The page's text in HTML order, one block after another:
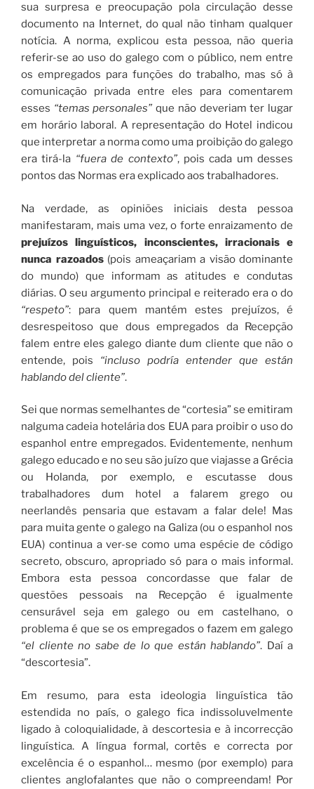
sua surpresa e preocupação pola circulação desse
documento na Internet, do qual não tinham qualquer
notícia. A norma, explicou esta pessoa, não queria
referir-se ao uso do galego com o público, nem entre
os empregados para funções do trabalho, mas só à
comunicação privada entre eles para comentarem
esses “temas personales” que não deveriam ter lugar
em horário laboral. A representação do Hotel indicou
que interpretar a norma como uma proibição do galego
era tirá-la “fuera de contexto”, pois cada um desses
pontos das Normas era explicado aos trabalhadores.
Na verdade, as opiniões iniciais desta pessoa
manifestaram, mais uma vez, o forte enraizamento de
prejuízos linguísticos, inconscientes, irracionais e
nunca razoados(pois ameaçariam a visão dominante
do mundo) que informam as atitudes e condutas
diárias. O seu argumento principal e reiterado era o do
“respeto”: para quem mantém estes prejuízos, é
desrespeitoso que dous empregados da Recepção
falem entre eles galego diante dum cliente que não o
entende, pois “incluso podría entender que están
hablando del cliente”.
Sei que normas semelhantes de “cortesia” se emitiram
nalguma cadeia hotelária dos EUA para proibir o uso do
espanhol entre empregados. Evidentemente, nenhum
galego educado e no seu são juízo que viajasse a Grécia
ou Holanda, por exemplo, e escutasse dous
trabalhadores dum hotel a falarem grego ou
neerlandês pensaria que estavam a falar dele! Mas
para muita gente o galego na Galiza (ou o espanhol nos
EUA) continua a ver-se como uma espécie de código
secreto, obscuro, apropriado só para o mais informal.
Embora esta pessoa concordasse que falar de
questões pessoais na Recepção é igualmente
censurável seja em galego ou em castelhano, o
problema é que se os empregados o fazem em galego
“el cliente no sabe de lo que están hablando”. Daí a
“descortesia”.
Em resumo, para esta ideologia linguística tão
estendida no país, o galego fica indissoluvelmente
ligado à coloquialidade, à descortesia e à incorrecção
linguística. A língua formal, cortês e correcta por
excelência é o espanhol… mesmo (por exemplo) para
clientes anglofalantes que não o compreendam! Por